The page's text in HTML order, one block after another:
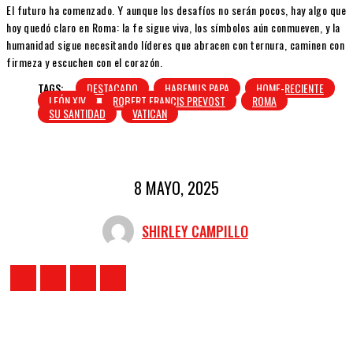
El futuro ha comenzado. Y aunque los desafíos no serán pocos, hay algo que
hoy quedó claro en Roma: la fe sigue viva, los símbolos aún conmueven, y la
humanidad sigue necesitando líderes que abracen con ternura, caminen con
firmeza y escuchen con el corazón.
TAGS:
DESTACADO HABEMUS PAPA HOME-RECIENTE
LEÓN XIV ROBERT FRANCIS PREVOST ROMA
SU SANTIDAD VATICAN
8 MAYO, 2025
SHIRLEY CAMPILLO